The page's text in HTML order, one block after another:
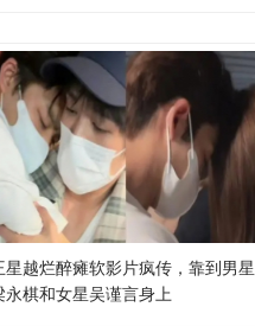
星越烂醉瘫软影片疯传，靠到男星
永棋和女星吴谨言身上